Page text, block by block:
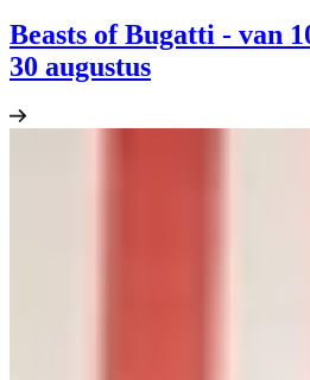
Beasts of Bugatti - van
30 augustus